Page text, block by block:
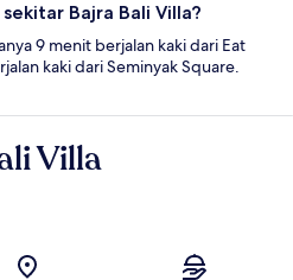
Bajra Bali Villa?
9 menit berjalan kaki dari Eat
kaki dari Seminyak Square.
Villa